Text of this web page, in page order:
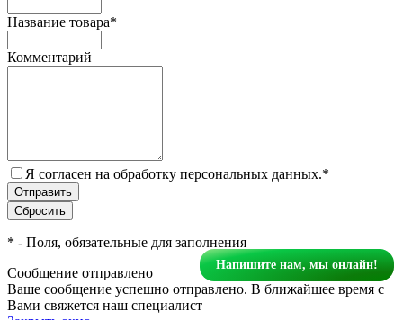
Название товара*
Комментарий
Я согласен на обработку персональных данных.*
* - Поля, обязательные для заполнения
Сообщение отправлено
Ваше сообщение успешно отправлено. В ближайшее время с
Вами свяжется наш специалист
Напишите нам, мы онлайн!